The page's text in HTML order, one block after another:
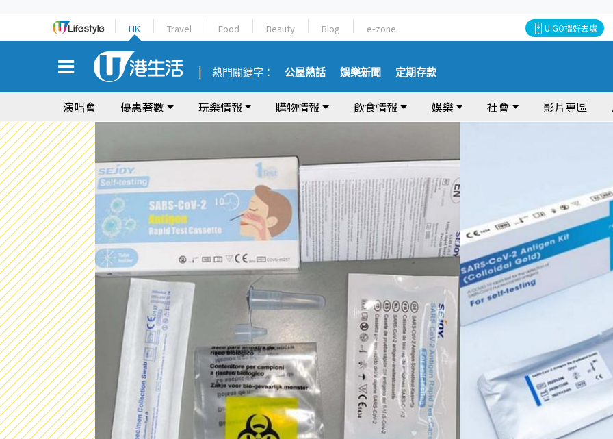
HK Travel Food Beauty Blog e-zone U GO搵好去處
熱門關鍵字： 公屋熱話 娛樂新聞 定期存款
演唱會 優惠著數 玩樂情報 購物情報 飲食情報 娛樂 社會 影片專區